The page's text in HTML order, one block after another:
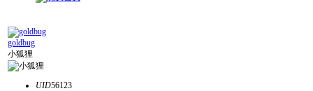
goldbug
小狐狸
UID56123